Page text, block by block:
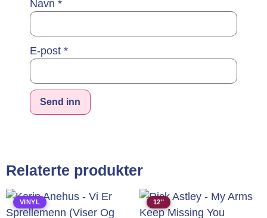
Navn *
E-post *
Relaterte produkter
VINYL 12"